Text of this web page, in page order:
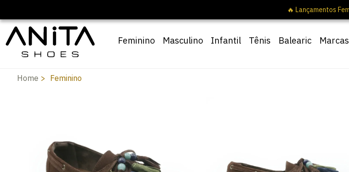
Feminino Masculino Infantil Tênis Balearic Marcas
Home Feminino